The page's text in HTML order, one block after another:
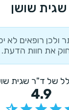
שגית שושן
ולכן רופאים לא
את חוות הדעת.
של ד"ר שגית
4.9